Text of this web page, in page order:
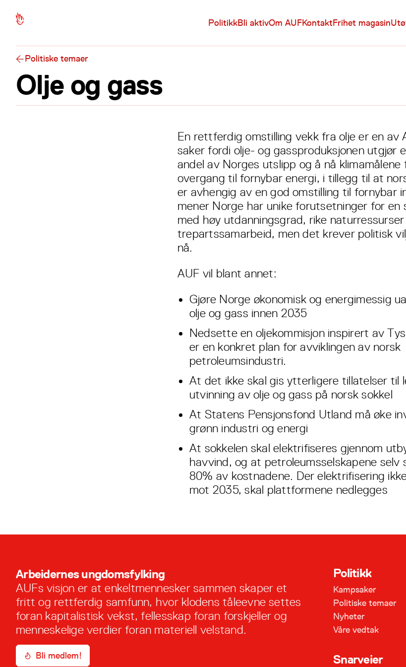
PolitikkBli aktivOm AUFKontaktFrihet magasin
Politiske temaer
Olje og gass
En rettferdig omstilling vekk fra olje er en av
saker fordi olje- og gassproduksjonen utgjør
andel av Norges utslipp og å nå
overgang til fornybar energi, i tillegg til at
er avhengig av en god omstilling til fornybar
mener Norge har unike forutsetninger for en
med høy utdanningsgrad, rike
trepartssamarbeid, men det krever politisk
nå.
AUF vil blant annet:
Gjøre Norge økonomisk og energimessig
olje og gass innen 2035
Nedsette en oljekommisjon inspirert av
er en konkret plan for avviklingen av norsk
petroleumsindustri.
At det ikke skal gis ytterligere tillatelser til
utvinning av olje og gass på norsk sokkel
At Statens Pensjonsfond Utland må øke
grønn industri og energi
At sokkelen skal elektrifiseres gjennom
havvind, og at petroleumsselskapene selv
80% av kostnadene. Der elektrifisering
mot 2035, skal plattformene nedlegges
Arbeidernes ungdomsfylking
AUFs visjon er at enkeltmennesker sammen skaper et
fritt og rettferdig samfunn, hvor klodens tåleevne settes
foran kapitalistisk vekst, fellesskap foran forskjeller og
menneskelige verdier foran materiell velstand.
Bli medlem!
Politikk
Kampsaker
Politiske temaer
Nyheter
Våre vedtak
Snarveier